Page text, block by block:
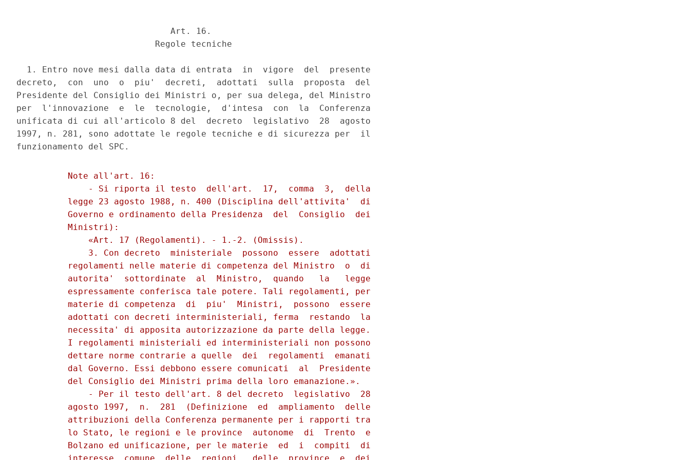
                              Art. 16.
                           Regole tecniche
  1. Entro nove mesi dalla data di entrata  in  vigore  del  presente
decreto,  con  uno  o  piu'  decreti,  adottati  sulla  proposta  del
Presidente del Consiglio dei Ministri o, per sua delega, del Ministro
per  l'innovazione  e  le  tecnologie,  d'intesa  con  la  Conferenza
unificata di cui all'articolo 8 del  decreto  legislativo  28  agosto
1997, n. 281, sono adottate le regole tecniche e di sicurezza per  il
          Note all'art. 16:
              - Si riporta il testo  dell'art.  17,  comma  3,  della
          legge 23 agosto 1988, n. 400 (Disciplina dell'attivita'  di
          Governo e ordinamento della Presidenza  del  Consiglio  dei
          Ministri):
              «Art. 17 (Regolamenti). - 1.-2. (Omissis).
              3. Con decreto  ministeriale  possono  essere  adottati
          regolamenti nelle materie di competenza del Ministro  o  di
          autorita'  sottordinate  al  Ministro,  quando   la   legge
          espressamente conferisca tale potere. Tali regolamenti, per
          materie di competenza  di  piu'  Ministri,  possono  essere
          adottati con decreti interministeriali, ferma  restando  la
          necessita' di apposita autorizzazione da parte della legge.
          I regolamenti ministeriali ed interministeriali non possono
          dettare norme contrarie a quelle  dei  regolamenti  emanati
          dal Governo. Essi debbono essere comunicati  al  Presidente
          del Consiglio dei Ministri prima della loro emanazione.».
              - Per il testo dell'art. 8 del decreto  legislativo  28
          agosto 1997,  n.  281  (Definizione  ed  ampliamento  delle
          attribuzioni della Conferenza permanente per i rapporti tra
          lo Stato, le regioni e le province  autonome  di  Trento  e
          Bolzano ed unificazione, per le materie  ed  i  compiti  di